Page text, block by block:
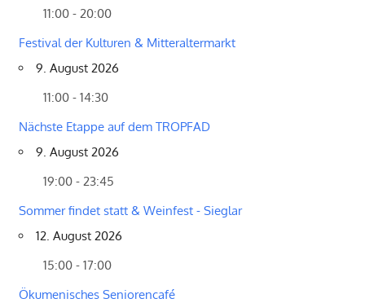
11:00 - 20:00
Festival der Kulturen & Mitteraltermarkt
9. August 2026
11:00 - 14:30
Nächste Etappe auf dem TROPFAD
9. August 2026
19:00 - 23:45
Sommer findet statt & Weinfest - Sieglar
12. August 2026
15:00 - 17:00
Ökumenisches Seniorencafé